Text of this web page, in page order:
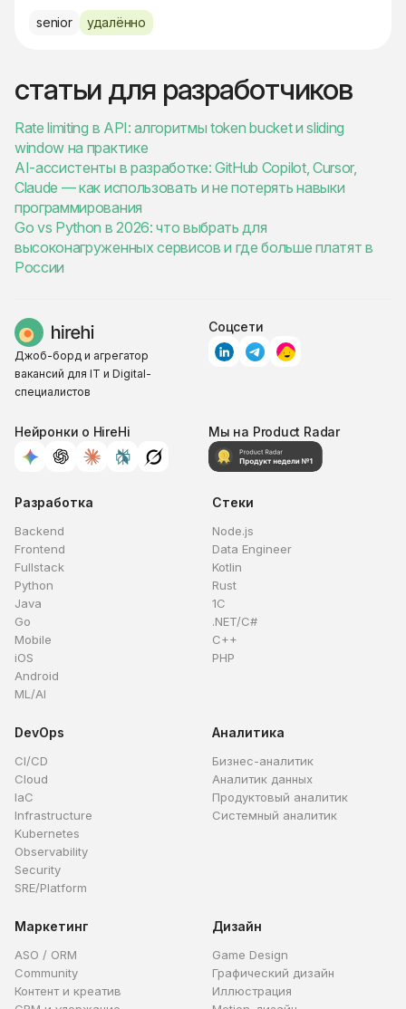
senior удалённо
статьи для разработчиков
Rate limiting в API: алгоритмы token bucket и sliding
window на практике
AI-ассистенты в разработке: GitHub Copilot, Cursor,
Claude — как использовать и не потерять навыки
программирования
Go vs Python в 2026: что выбрать для
высоконагруженных сервисов и где больше платят в
России
Джоб-борд и агрегатор
вакансий для IT и Digital-
специалистов
Соцсети
Нейронки о HireHi Мы на Product Radar
Разработка
Backend
Frontend
Fullstack
Python
Java
Go
Mobile
iOS
Android
ML/AI
Стеки
Node.js
Data Engineer
Kotlin
Rust
1C
.NET/C#
C++
PHP
DevOps
CI/CD
Cloud
IaC
Infrastructure
Kubernetes
Observability
Security
SRE/Platform
Аналитика
Бизнес-аналитик
Аналитик данных
Продуктовый аналитик
Системный аналитик
Маркетинг
ASO / ORM
Community
Контент и креатив
Дизайн
Game Design
Графический дизайн
Иллюстрация